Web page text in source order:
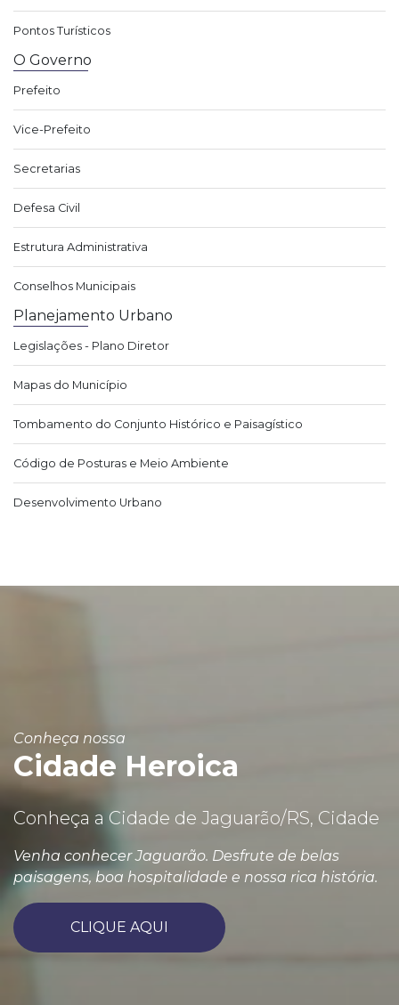
Pontos Turísticos
O Governo
Prefeito
Vice-Prefeito
Secretarias
Defesa Civil
Estrutura Administrativa
Conselhos Municipais
Planejamento Urbano
Legislações - Plano Diretor
Mapas do Município
Tombamento do Conjunto Histórico e Paisagístico
Código de Posturas e Meio Ambiente
Desenvolvimento Urbano
Conheça nossa
Cidade Heroica
Conheça a Cidade de Jaguarão/RS, Cidade
Venha conhecer Jaguarão. Desfrute de belas
paisagens, boa hospitalidade e nossa rica história.
CLIQUE AQUI